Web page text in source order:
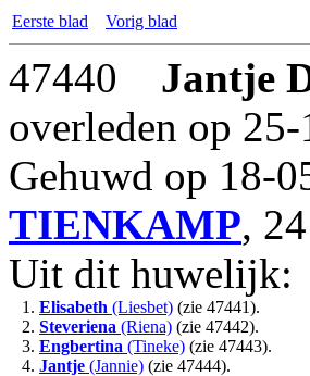
Eerste blad Vorig blad
47440 Jantje
overleden op
Gehuwd op 18-
TIENKAMP,
Uit dit huwelijk:
1. Elisabeth (Liesbet) (zie 47441).
2. Steveriena (Riena) (zie 47442).
3. Engbertina (Tineke) (zie 47443).
4. Jantje (Jannie) (zie 47444).